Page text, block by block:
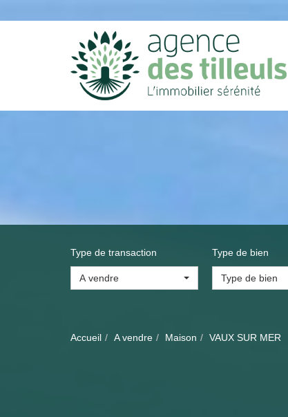
Type de transaction
A vendre
Type de bien
Type de bien
Accueil A vendre Maison VAUX SUR MER